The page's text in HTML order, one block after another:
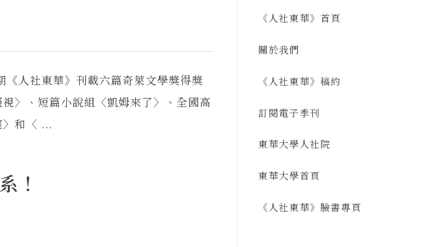
社東華》刊載六篇奇萊文學獎得獎
〉、短篇小說組〈凱姆來了〉、全國高
和〈 ...
！
《人社東華》首頁
關於我們
《人社東華》稿約
訂閱電子季刊
東華大學人社院
東華大學首頁
《人社東華》臉書專頁